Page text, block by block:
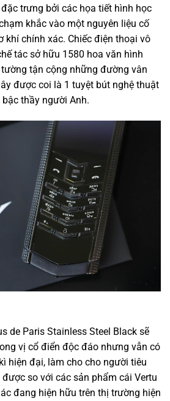
trưng bởi các họa tiết hình học
khắc vào một nguyên liệu cố
khí chính xác. Chiếc điện thoại vô
tác sở hữu 1580 hoa văn hình
tận cộng những đường vân
được coi là 1 tuyệt bút nghệ thuật
thầy người Anh.
de Paris Stainless Steel Black sẽ
vị cổ điển độc đáo nhưng vẫn có
hiện đại, làm cho cho người tiêu
so với các sản phẩm cái Vertu
đang hiện hữu trên thị trường hiện